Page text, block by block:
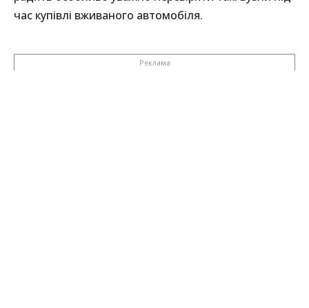
час купівлі вживаного автомобіля.